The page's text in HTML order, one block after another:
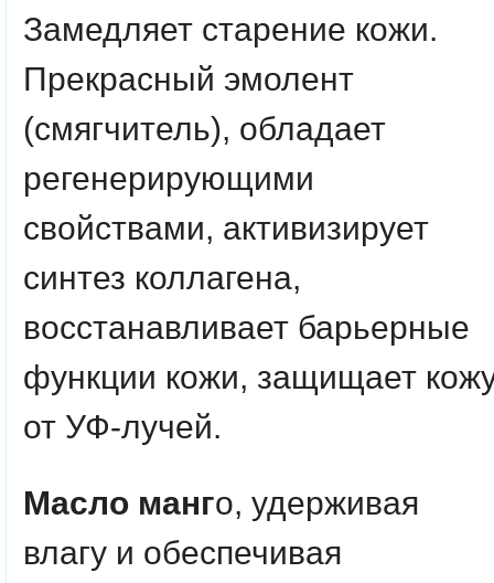
Замедляет старение кожи.
Прекрасный эмолент
(смягчитель), обладает
регенерирующими
свойствами, активизирует
синтез коллагена,
восстанавливает барьерные
функции кожи, защищает
от УФ-лучей.
Масло манго, удерживая
влагу и обеспечивая